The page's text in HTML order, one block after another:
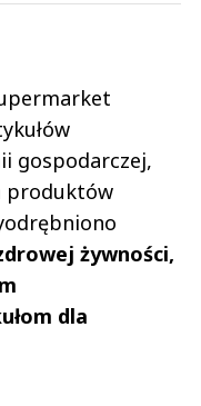
gospodarczej,
produktów
żywności,
dla